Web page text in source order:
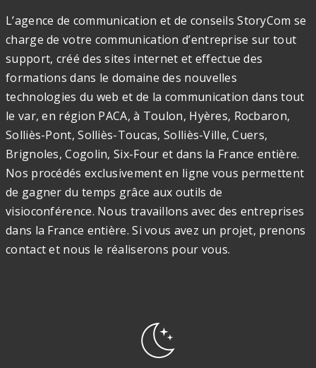
L’agence de communication et de conseils StoryCom se
charge de votre communication d’entreprise sur tout
support, créé des sites internet et effectue des
formations dans le domaine des nouvelles
technologies du web et de la communication dans tout
le var, en région PACA, à Toulon, Hyères, Rocbaron,
Solliès-Pont, Solliès-Toucas, Solliès-Ville, Cuers,
Brignoles, Cogolin, Six-Four et dans la France entière.
Nos procédés exclusivement en ligne vous permettent
de gagner du temps grâce aux outils de
visioconférence. Nous travaillons avec des entreprises
dans la France entière. Si vous avez un projet, prenons
contact et nous le réaliserons pour vous.